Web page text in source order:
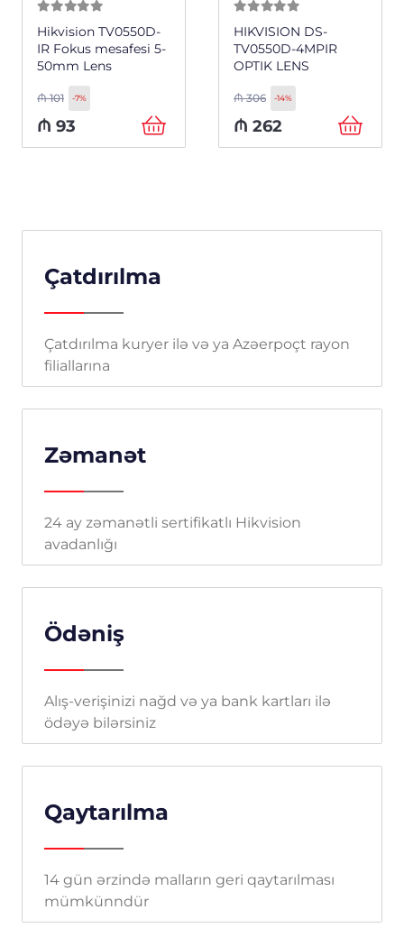
Hikvision TV0550D-
IR Fokus mesafesi 5-
50mm Lens
₼101 -7%
₼ 93
HIKVISION DS-
TV0550D-4MPIR
OPTIK LENS
₼306 -14%
₼ 262
Çatdırılma
Çatdırılma kuryer ilə və ya Azəerpoçt rayon
filiallarına
Zəmanət
24 ay zəmanətli sertifikatlı Hikvision
avadanlığı
Ödəniş
Alış-verişinizi nağd və ya bank kartları ilə
ödəyə bilərsiniz
Qaytarılma
14 gün ərzində malların geri qaytarılması
mümkünndür